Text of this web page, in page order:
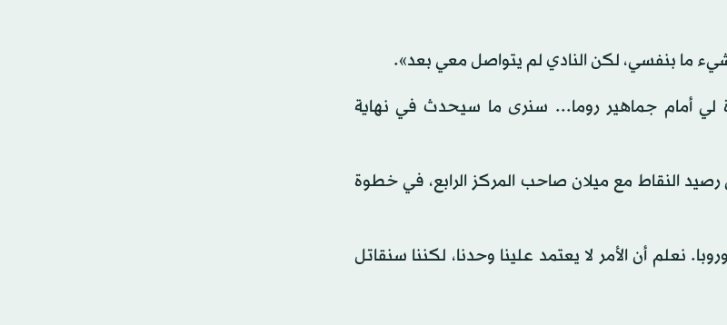
ما بنفسي، لكن النادي لم يتواصل معي بعد».
لي أمام جماهير روما... سنرى ما سيحدث في نهاية
روما خارج أرضه على بارما 3 - 2 ليتساوى في رصيد النقاط مع ميلان صاحب المركز الرابع، في خطوة
نعلم أن الأمر لا يعتمد علينا وحدنا، لكننا سنقاتل